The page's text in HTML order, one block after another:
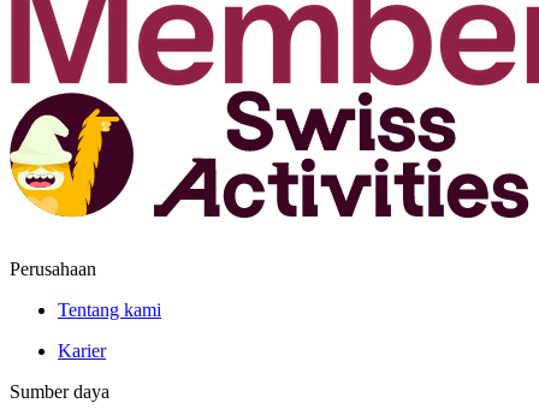
Perusahaan
Tentang kami
Karier
Sumber daya